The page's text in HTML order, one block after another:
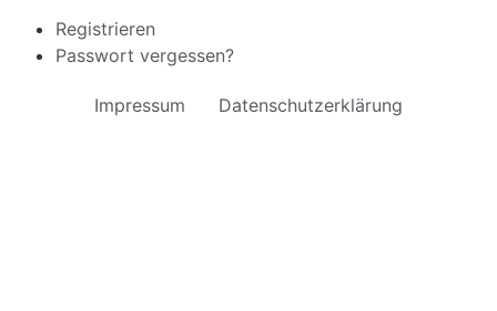
Registrieren
Passwort vergessen?
Impressum Datenschutzerklärung